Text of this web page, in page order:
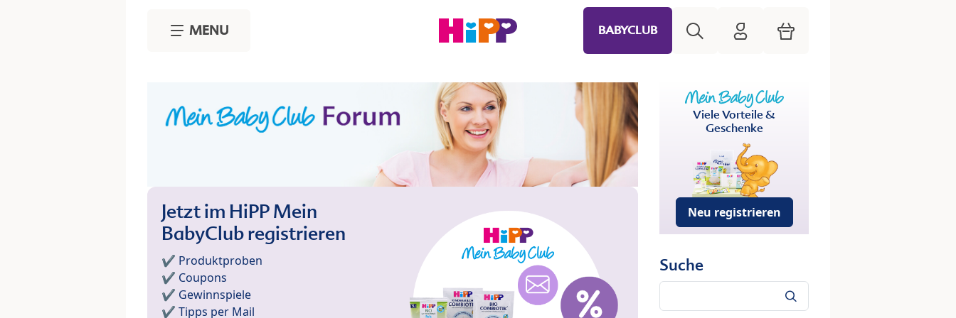
MENU BABYCLUB HiPP Mein Babyclub
Warenkorb
Jetzt im HiPP Mein
BabyClub registrieren
✔️ Produktproben
✔️ Coupons
✔️ Gewinnspiele
✔️ Tipps per Mail
Viele Vorteile &
Geschenke
Neu registrieren
Suche